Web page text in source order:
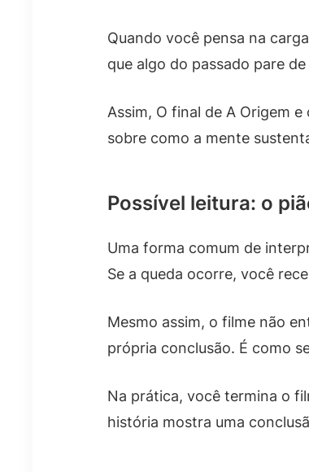
Quando você pensa na
que algo do passado pare
Assim, O final de A Origem
sobre como a mente
Possível leitura: o
Uma forma comum de
Se a queda ocorre, você
Mesmo assim, o filme não
própria conclusão. É como
Na prática, você termina o
história mostra uma